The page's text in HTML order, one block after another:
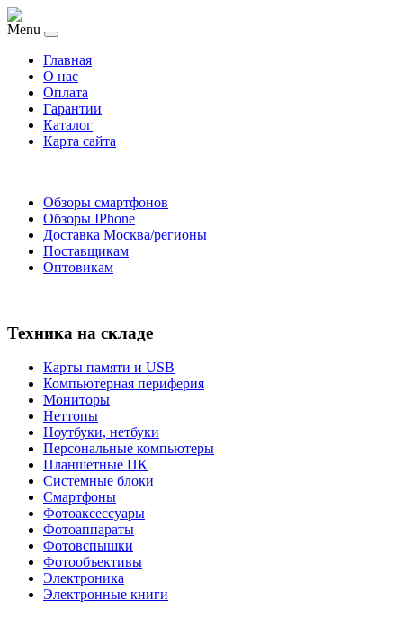
Menu
Главная
O нас
Оплата
Гарантии
Каталог
Карта сайта
Обзоры смартфонов
Обзоры IPhone
Доставка Москва/регионы
Поставщикам
Оптовикам
Техника на складе
Карты памяти и USB
Компьютерная периферия
Мониторы
Неттопы
Ноутбуки, нетбуки
Персональные компьютеры
Планшетные ПК
Системные блоки
Смартфоны
Фотоаксессуары
Фотоаппараты
Фотовспышки
Фотообъективы
Электроника
Электронные книги